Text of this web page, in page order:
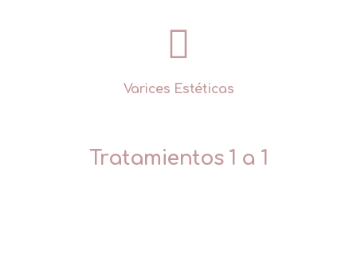
Varices Estéticas
Tratamientos 1 a 1